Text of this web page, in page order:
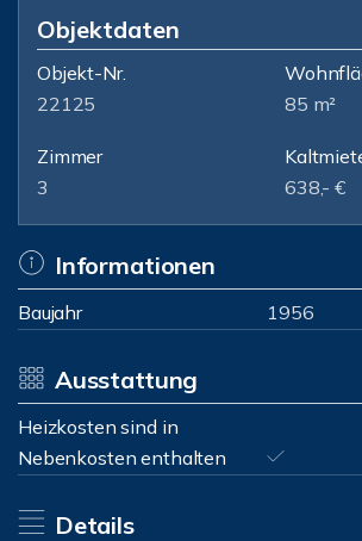
Objektdaten
Objekt-Nr.
22125
85 m²
Zimmer
3
638,- €
Informationen
Baujahr 1956
Ausstattung
Heizkosten sind in
Nebenkosten enthalten
Details